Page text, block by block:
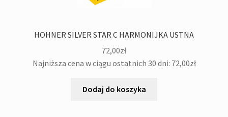
HOHNER SILVER STAR C HARMONIJKA USTNA
72,00zł
Najniższa cena w ciągu ostatnich 30 dni: 72,00zł
Dodaj do koszyka